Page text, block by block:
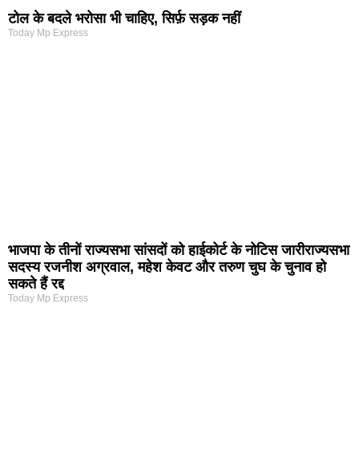
टोल के बदले भरोसा भी चाहिए, सिर्फ़ सड़क नहीं
Today Mp Express
भाजपा के तीनों राज्यसभा सांसदों को हाईकोर्ट के नोटिस जारीराज्यसभा
सदस्य रजनीश अग्रवाल, महेश केवट और तरुण चुघ के चुनाव हो
सकते हैं रद्द
Today Mp Express